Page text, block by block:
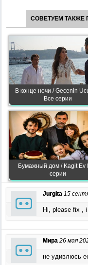
СОВЕТУЕМ ТАКЖЕ
В конце ночи / Gecenin
Все серии
Бумажный дом / Kagit Ev
серии
Jurgita 15
Hi, please fix ,
Мира 26 мая
не удивлюсь